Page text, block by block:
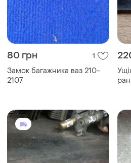
80 грн 1
Замок багажника ваз 210-
2107